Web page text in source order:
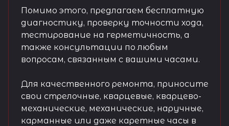
Помимо этого, предлагаем бесплатную
диагностику, проверку точности хода,
тестирование на герметичность, а
также консультации по любым
вопросам, связанным с вашими часами.
Для качественного ремонта, приносите
свои стрелочные, кварцевые, кварцево-
механические, механические, наручные,
карманные или даже каретные часы в